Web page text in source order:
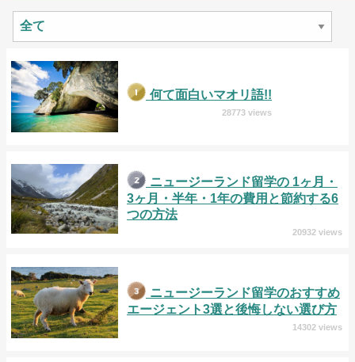
何て面白いマオリ語!!
28773 views
ニュージーランド留学の 1ヶ月・
3ヶ月・半年・1年の費用と節約する6
つの方法
20932 views
ニュージーランド留学のおすすめ
エージェント3選と後悔しない選び方
14302 views